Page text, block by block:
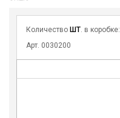
Количество ШТ. в коробке:
Арт. 0030200